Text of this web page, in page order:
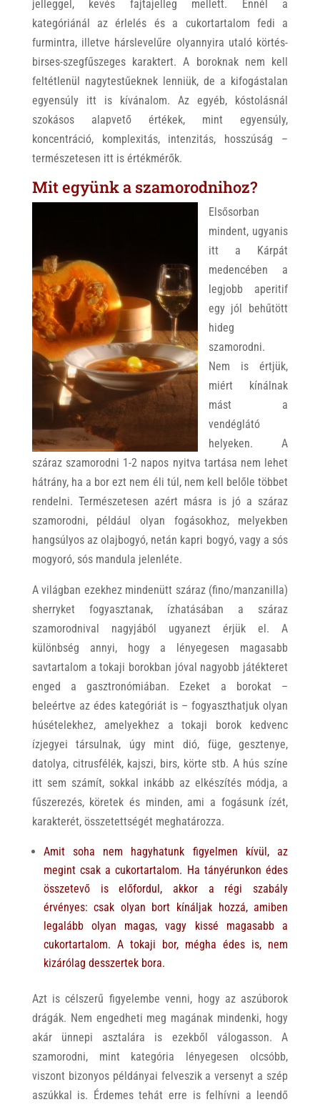
jelleggel, kevés fajtajelleg mellett. Ennél a
kategóriánál az érlelés és a cukortartalom fedi a
furmintra, illetve hárslevelűre olyannyira utaló körtés-
birses-szegfűszeges karaktert. A boroknak nem kell
feltétlenül nagytestűeknek lenniük, de a kifogástalan
egyensúly itt is kívánalom. Az egyéb, kóstolásnál
szokásos alapvető értékek, mint egyensúly,
koncentráció, komplexitás, intenzitás, hosszúság –
természetesen itt is értékmérők.
Mit együnk a szamorodnihoz?
Elsősorban
mindent, ugyanis
itt a Kárpát
medencében a
legjobb aperitif
egy jól behűtött
hideg
szamorodni.
Nem is értjük,
miért kínálnak
mást a
vendéglátó
helyeken. A
száraz szamorodni 1-2 napos nyitva tartása nem lehet
hátrány, ha a bor ezt nem éli túl, nem kell belőle többet
rendelni. Természetesen azért másra is jó a száraz
szamorodni, például olyan fogásokhoz, melyekben
hangsúlyos az olajbogyó, netán kapri bogyó, vagy a sós
mogyoró, sós mandula jelenléte.
A világban ezekhez mindenütt száraz (fino/manzanilla)
sherryket fogyasztanak, ízhatásában a száraz
szamorodnival nagyjából ugyanezt érjük el. A
különbség annyi, hogy a lényegesen magasabb
savtartalom a tokaji borokban jóval nagyobb játékteret
enged a gasztronómiában. Ezeket a borokat –
beleértve az édes kategóriát is – fogyaszthatjuk olyan
húsételekhez, amelyekhez a tokaji borok kedvenc
ízjegyei társulnak, úgy mint dió, füge, gesztenye,
datolya, citrusfélék, kajszi, birs, körte stb. A hús színe
itt sem számít, sokkal inkább az elkészítés módja, a
fűszerezés, köretek és minden, ami a fogásunk ízét,
karakterét, összetettségét meghatározza.
Amit soha nem hagyhatunk figyelmen kívül, az
megint csak a cukortartalom. Ha tányérunkon édes
összetevő is előfordul, akkor a régi szabály
érvényes: csak olyan bort kínáljak hozzá, amiben
legalább olyan magas, vagy kissé magasabb a
cukortartalom. A tokaji bor, mégha édes is, nem
kizárólag desszertek bora.
Azt is célszerű figyelembe venni, hogy az aszúborok
drágák. Nem engedheti meg magának mindenki, hogy
akár ünnepi asztalára is ezekből válogasson. A
szamorodni, mint kategória lényegesen olcsóbb,
viszont bizonyos példányai felveszik a versenyt a szép
aszúkkal is. Érdemes tehát erre is felhívni a leendő